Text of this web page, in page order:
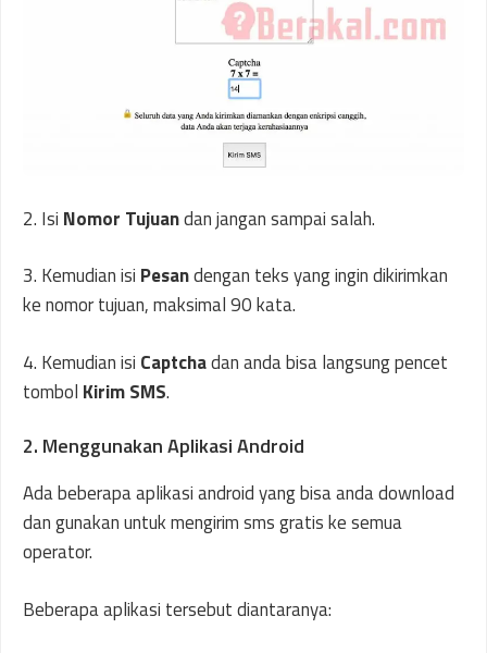
2. Isi Nomor Tujuandan jangan sampai salah.
3. Kemudian isi Pesandengan teks yang ingin dikirimkan
ke nomor tujuan, maksimal 90 kata.
4. Kemudian isi Captchadan anda bisa langsung pencet
tombol Kirim SMS.
2. Menggunakan Aplikasi Android
Ada beberapa aplikasi android yang bisa anda download
dan gunakan untuk mengirim sms gratis ke semua
operator.
Beberapa aplikasi tersebut diantaranya: